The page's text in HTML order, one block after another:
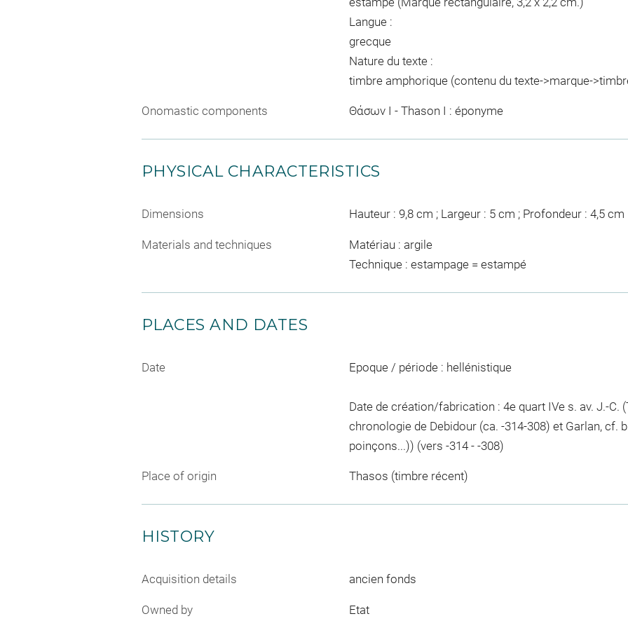
Langue :
grecque
Nature du texte :
timbre amphorique (contenu du texte->marque-
Onomastic components Θάσων Ι - Thason I : éponyme
PHYSICAL CHARACTERISTICS
Dimensions Hauteur : 9,8 cm ; Largeur : 5 cm ; Profondeur : 4,5 cm
Materials and techniques
Matériau : argile
Technique : estampage = estampé
PLACES AND DATES
Date Epoque / période : hellénistique
Date de création/fabrication : 4e quart IVe s. av. J.-C.
chronologie de Debidour (ca. -314-308) et Garlan, cf.
poinçons...)) (vers -314 - -308)
Place of origin Thasos (timbre récent)
HISTORY
Acquisition details ancien fonds
Owned by Etat